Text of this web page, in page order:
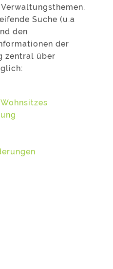
Suche (u.a
den
der
zentral über